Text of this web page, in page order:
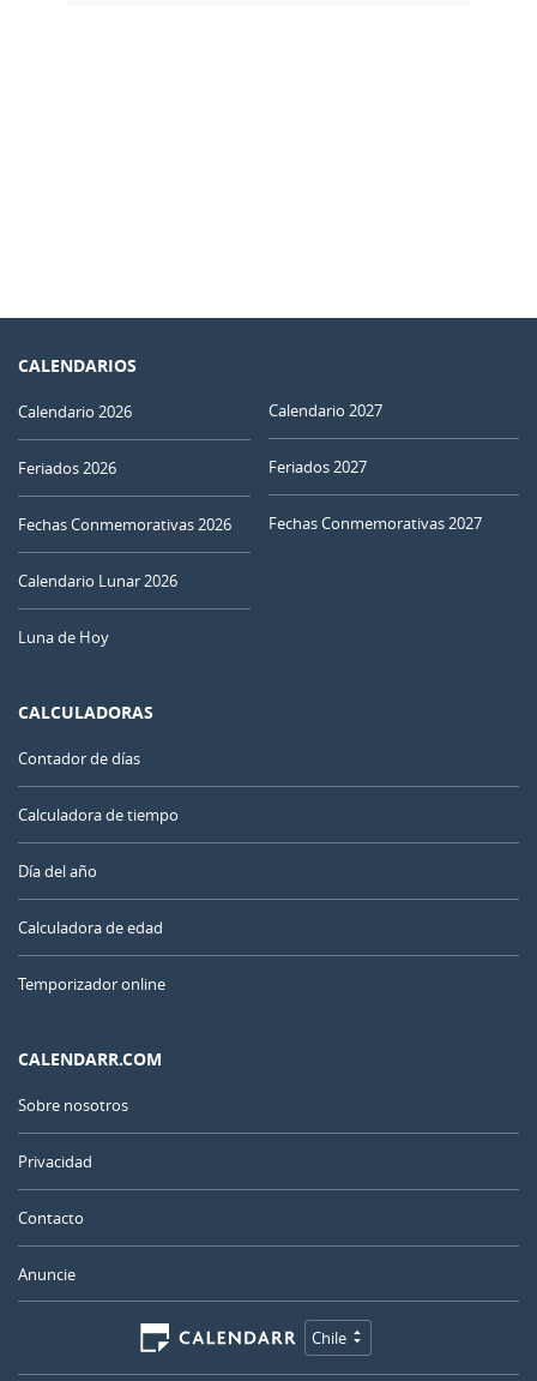
CALENDARIOS
Calendario 2026
Feriados 2026
Fechas Conmemorativas 2026
Calendario Lunar 2026
Luna de Hoy
Calendario 2027
Feriados 2027
Fechas Conmemorativas 2027
CALCULADORAS
Contador de días
Calculadora de tiempo
Día del año
Calculadora de edad
Temporizador online
CALENDARR.COM
Sobre nosotros
Privacidad
Contacto
Anuncie
Chile